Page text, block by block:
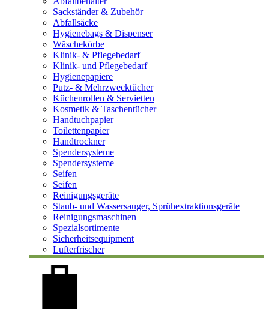
Sackständer & Zubehör
Abfallsäcke
Hygienebags & Dispenser
Wäschekörbe
Klinik- & Pflegebedarf
Klinik- und Pflegebedarf
Hygienepapiere
Putz- & Mehrzwecktücher
Küchenrollen & Servietten
Kosmetik & Taschentücher
Handtuchpapier
Toilettenpapier
Handtrockner
Spendersysteme
Spendersysteme
Seifen
Seifen
Reinigungsgeräte
Staub- und Wassersauger, Sprühextraktionsgeräte
Reinigungsmaschinen
Spezialsortimente
Sicherheitsequipment
Lufterfrischer